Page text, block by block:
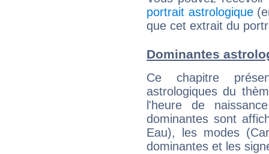
portrait astrologique
que cet extrait du
Dominantes
Ce chapitre
astrologiques du
l'heure de
dominantes sont
Eau), les modes
dominantes et les